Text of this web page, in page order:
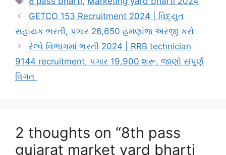
GETCO 153 Recruitment 2024 | વિદ્યુત
સહાયક ભરતી, પગાર 26,650 હમણાંજ અરજી કરો
રેલ્વે વિભાગમાં ભરતી 2024 | RRB technician
9144 recruitment, પગાર 19,900 શરૂ, જાણો સંપુર્ણ
વિગત
2 thoughts on “8th pass
gujarat market yard bharti